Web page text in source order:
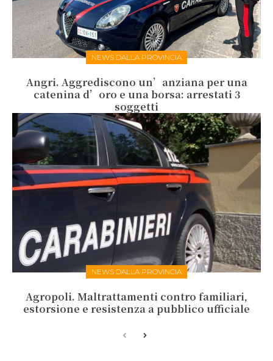
NEWS DALLA PROVINCIA
Angri. Aggrediscono un’anziana per una
catenina d’oro e una borsa: arrestati 3
soggetti
NEWS DALLA PROVINCIA
Agropoli. Maltrattamenti contro familiari,
estorsione e resistenza a pubblico ufficiale